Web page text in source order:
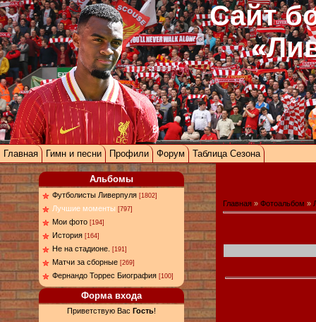
Сайт
Главная Гимн и песни Профили Форум Таблица Сезона
Альбомы
Футболисты Ливерпуля [1802]
Лучшие моменты [797]
Мои фото [194]
История [164]
Не на стадионе. [191]
Матчи за сборные [269]
Фернандо Торрес Биография [100]
Форма входа
Приветствую Вас Гость!
Главная » Фотоальбом »